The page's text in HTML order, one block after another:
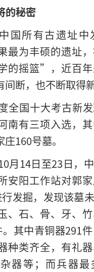
的秘密
国所有古遗址中
最为丰硕的遗址
的摇篮”，近百年
断，也不断取得新
全国十大考古新
南有三项入选，
160号墓。
月14日至23日，
安阳工作站对郭
发掘，发现该墓
、石、骨、牙、
其中青铜器291
种类齐全，有礼
器等；而兵器最